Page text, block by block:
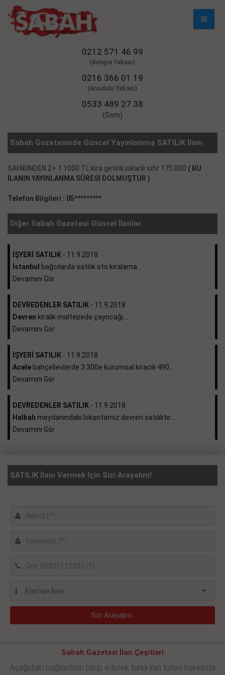
Mobil
0212 571 46 99
(Avrupa Yakası)
0216 366 01 19
(Anadolu Yakası)
0533 489 27 38
(Gsm)
Sabah Gazetesinde Güncel Yayınlanmış SATILIK İlanı
SAHİBİNDEN 2+ 1 1000 TL kira getirili iskanlı sıfır 175.000 ( BU
İLANIN YAYINLANMA SÜRESİ DOLMUŞTUR )
Telefon Bilgileri : 05*********
Diğer Sabah Gazetesi Güncel İlanlar
İŞYERİ SATILIK - 11.9.2018
İstanbul
bağcılarda satılık oto kiralama...
Devamını Gör
DEVREDENLER SATILIK - 11.9.2018
Devren kiralık maltepede çayocağı....
Devamını Gör
İŞYERİ SATILIK - 11.9.2018
Acele bahçelievlerde 3.300e kurumsal kiracılı 490...
Devamını Gör
DEVREDENLER SATILIK - 11.9.2018
Halkalı meydanındaki lokantamız devren satılıktır....
Devamını Gör
SATILIK İlanı Vermek İçin Sizi Arayalım!
Sabah Gazetesi İlan Çeşitleri
Aşağıdaki bağlantıları takip ederek farklı ilan türleri hakkında